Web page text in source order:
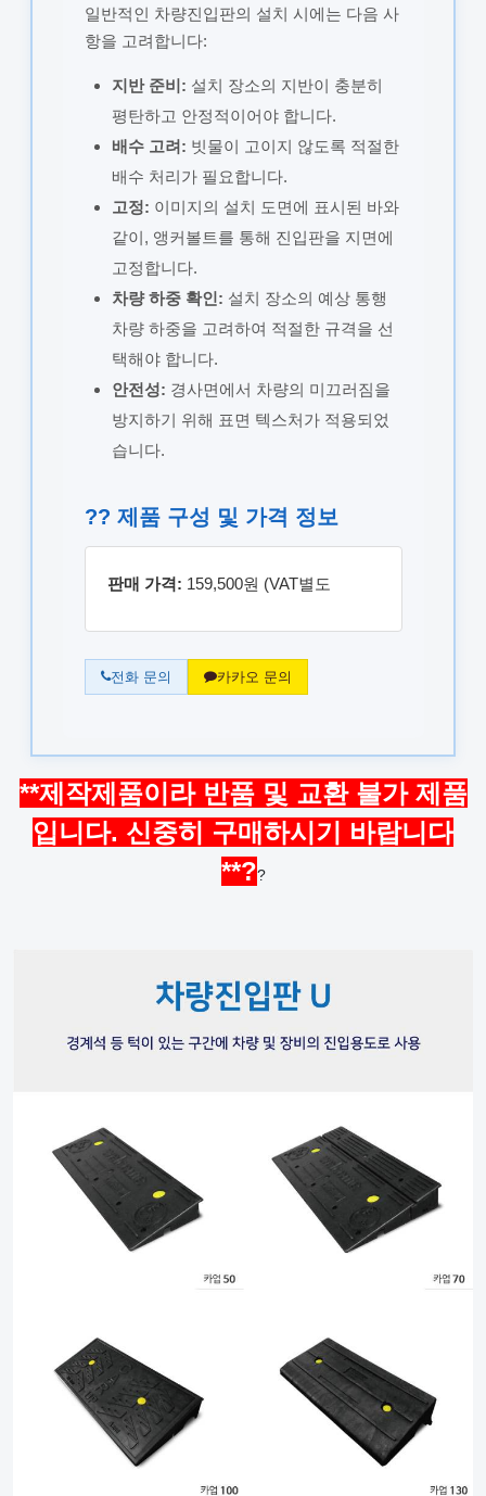
일반적인 차량진입판의 설치 시에는 다음 사
항을 고려합니다:
지반 준비: 설치 장소의 지반이 충분히
평탄하고 안정적이어야 합니다.
배수 고려: 빗물이 고이지 않도록 적절한
배수 처리가 필요합니다.
고정: 이미지의 설치 도면에 표시된 바와
같이, 앵커볼트를 통해 진입판을 지면에
고정합니다.
차량 하중 확인: 설치 장소의 예상 통행
차량 하중을 고려하여 적절한 규격을 선
택해야 합니다.
안전성: 경사면에서 차량의 미끄러짐을
방지하기 위해 표면 텍스처가 적용되었
습니다.
?? 제품 구성 및 가격 정보
판매 가격: 159,500원 (VAT별도
전화 문의 카카오 문의
**제작제품이라 반품 및 교환 불가 제품
입니다. 신중히 구매하시기 바랍니다
**??